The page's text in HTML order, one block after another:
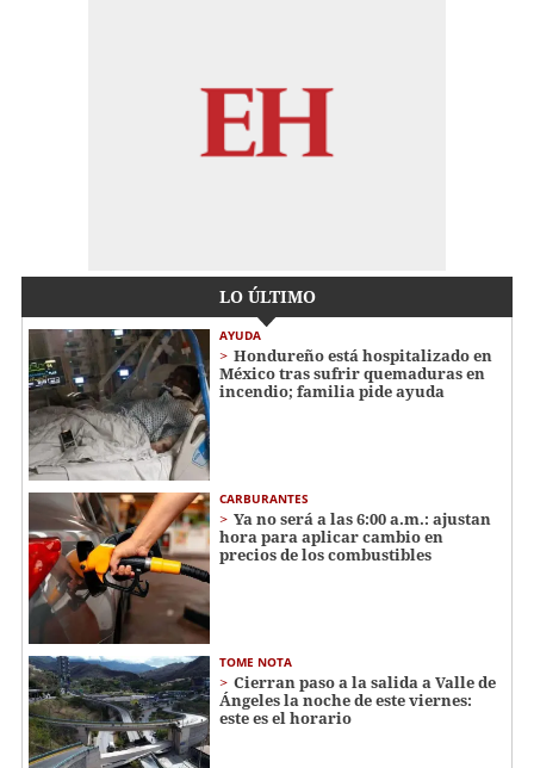
LO ÚLTIMO
AYUDA
Hondureño está hospitalizado en
México tras sufrir quemaduras en
incendio; familia pide ayuda
CARBURANTES
Ya no será a las 6:00 a.m.: ajustan
hora para aplicar cambio en
precios de los combustibles
TOME NOTA
Cierran paso a la salida a Valle de
Ángeles la noche de este viernes:
este es el horario